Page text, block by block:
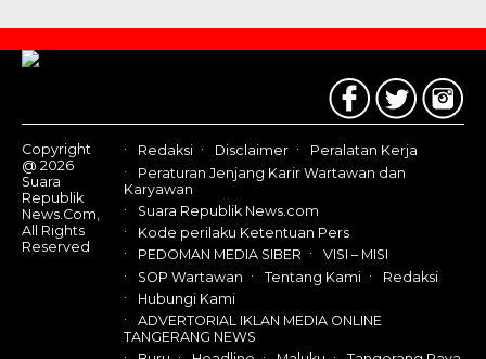
Contact
Us
Copyright
@ 2026
Suara
Republik
News.Com,
All Rights
Reserved
Redaksi Disclaimer
Peralatan Kerja
Peraturan Jenjang Karir Wartawan dan
Karyawan
Suara Republik News.com
Kode perilaku Ketentuan Pers
PEDOMAN MEDIA SIBER
VISI – MISI
SOP Wartawan
Tentang Kami
Redaksi
Hubungi Kami
ADVERTORIAL IKLAN MEDIA ONLINE
TANGERANG NEWS